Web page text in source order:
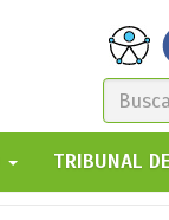
DE
GO!
TRIBUNAL